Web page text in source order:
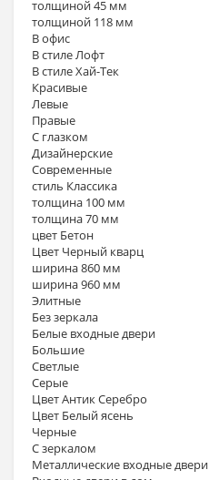
толщиной 45 мм
толщиной 118 мм
В офис
В стиле Лофт
В стиле Хай-Тек
Красивые
Левые
Правые
С глазком
Дизайнерские
Современные
стиль Классика
толщина 100 мм
толщина 70 мм
цвет Бетон
Цвет Черный кварц
ширина 860 мм
ширина 960 мм
Элитные
Без зеркала
Белые входные двери
Большие
Светлые
Серые
Цвет Антик Серебро
Цвет Белый ясень
Черные
С зеркалом
Металлические входные двери